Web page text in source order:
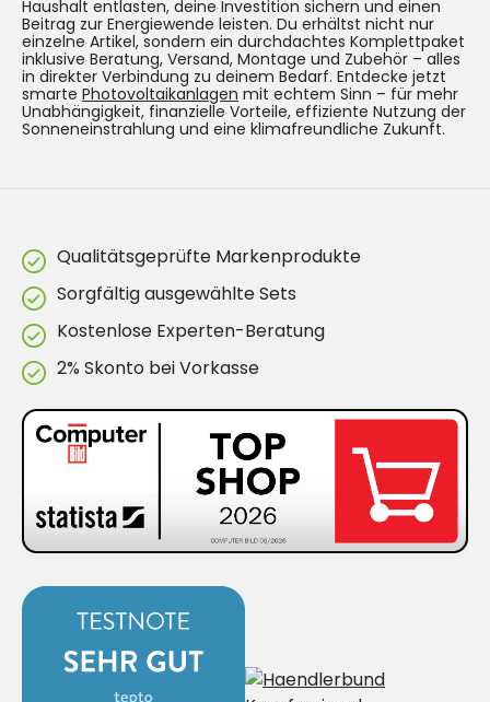
Haushalt entlasten, deine Investition sichern und einen
Beitrag zur Energiewende leisten. Du erhältst nicht nur
einzelne Artikel, sondern ein durchdachtes Komplettpaket
inklusive Beratung, Versand, Montage und Zubehör – alles
in direkter Verbindung zu deinem Bedarf. Entdecke jetzt
smarte Photovoltaikanlagen mit echtem Sinn – für mehr
Unabhängigkeit, finanzielle Vorteile, effiziente Nutzung der
Sonneneinstrahlung und eine klimafreundliche Zukunft.
Qualitätsgeprüfte Markenprodukte
Sorgfältig ausgewählte Sets
Kostenlose Experten-Beratung
2% Skonto bei Vorkasse